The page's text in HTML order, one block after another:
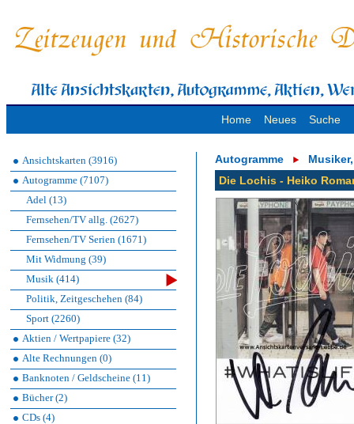
Home Neues Suche
Ansichtskarten (3916)
Autogramme (7107)
Adel (13)
Fernsehen/TV allg. (2627)
Fernsehen/TV Serien (1671)
Mit Widmung (39)
Musik (414)
Politik, Zeitgeschehen (84)
Sport (2260)
Aktien / Wertpapiere (32)
Alte Rechnungen (0)
Banknoten / Geldscheine (11)
Bücher (2)
CDs (4)
Autogramme
Die Lochis - Heiko